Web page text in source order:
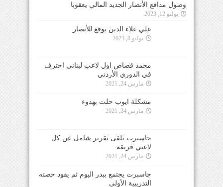
وصول مدافع الأنصار الجديد المالي يعقوبا
يوليو 12, 2023
علي علاء الدين يوقع للأنصار
يوليو 8, 2023
محمد قصاص اول لاعب لبناني احترف
في الدوري الأردني
مارس 24, 2021
مشكلة ايوب حلت بهدوء
مارس 24, 2021
جاسبرت تلقى تقرير شامل عن كل
لاعبي فريقه
مارس 24, 2021
جاسبرت يجتمع ببدر اليوم ثم يقود حصته
التدريبية الأولى